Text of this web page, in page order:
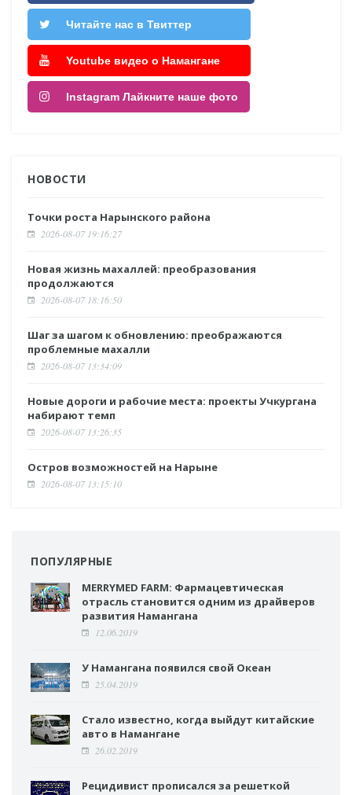
Читайте нас в Твиттер
Youtube видео о Намангане
Instagram Лайкните наше фото
НОВОСТИ
Точки роста Нарынского района
2026-08-07 19:16:27
Новая жизнь махаллей: преобразования
продолжаются
2026-08-07 18:16:50
Шаг за шагом к обновлению: преображаются
проблемные махалли
2026-08-07 13:34:09
Новые дороги и рабочие места: проекты Учкургана
набирают темп
2026-08-07 13:26:35
Остров возможностей на Нарыне
2026-08-07 13:15:10
ПОПУЛЯРНЫЕ
MERRYMED FARM: Фармацевтическая
отрасль становится одним из драйверов
развития Намангана
12.06.2019
У Намангана появился свой Океан
25.04.2019
Стало известно, когда выйдут китайские
авто в Намангане
26.02.2019
Рецидивист прописался за решеткой